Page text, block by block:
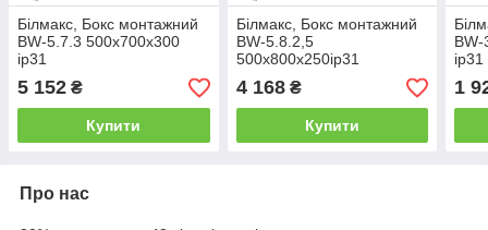
Білмакс, Бокс монтажний
BW-5.7.3 500х700х300
ip31
5 152 ₴
Купити
Білмакс, Бокс монтажний
BW-5.8.2,5
500х800х250ip31
4 168₴
Купити
ip31
1
Про нас